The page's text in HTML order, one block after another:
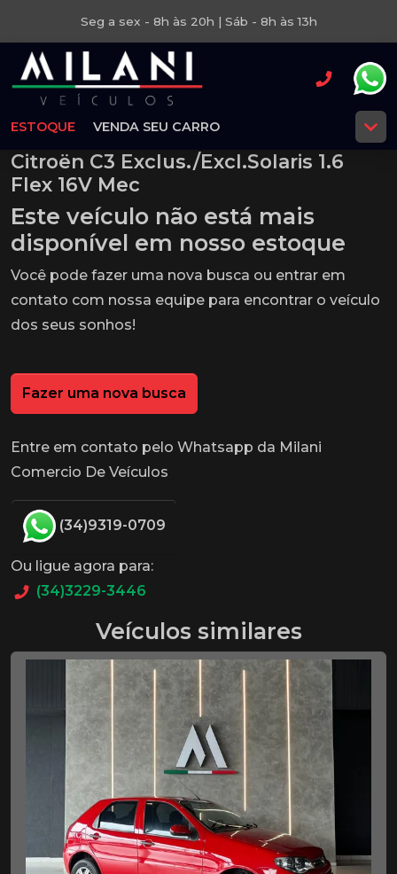
Seg a sex - 8h às 20h | Sáb - 8h às 13h
ESTOQUE VENDA SEU CARRO
Citroën C3 Exclus./Excl.Solaris 1.6
Flex 16V Mec
Este veículo não está mais
disponível em nosso estoque
Você pode fazer uma nova busca ou entrar em
contato com nossa equipe para encontrar o veículo
dos seus sonhos!
Fazer uma nova busca
Entre em contato pelo Whatsapp da Milani
Comercio De Veículos
(34)9319-0709
Ou ligue agora para:
(34)3229-3446
Veículos similares